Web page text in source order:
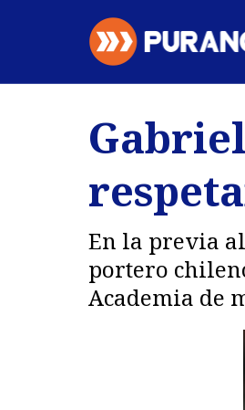
Regiones
Deportes
En la previa
portero
Academia de